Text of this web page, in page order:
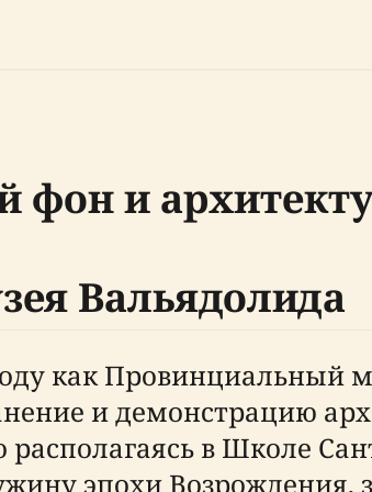
фон и
Вальядолида
как Провинциальный
и демонстрацию
в Школе
эпохи Возрождения,